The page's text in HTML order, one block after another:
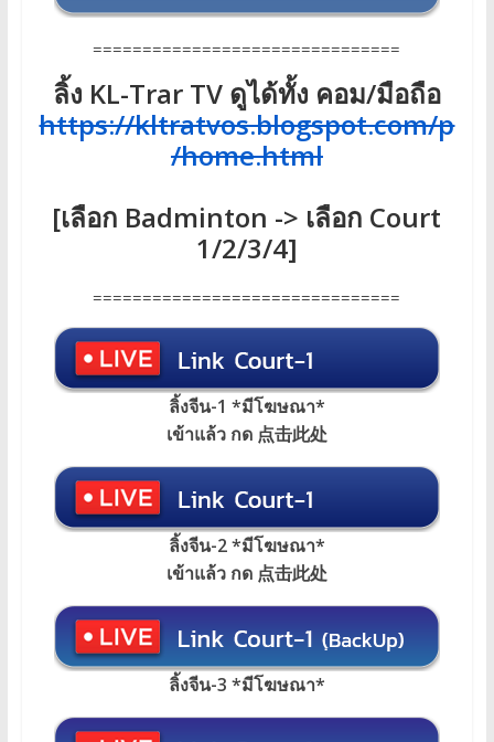
===============================
ลิ้ง KL-Trar TV ดูได้ทั้ง คอม/มือถือ
https://kltratvos.blogspot.com/p
/home.html
[เลือก Badminton -> เลือก Court
1/2/3/4]
===============================
ลิ้งจีน-1 *มีโฆษณา*
เข้าแล้ว กด 点击此处
ลิ้งจีน-2 *มีโฆษณา*
เข้าแล้ว กด 点击此处
ลิ้งจีน-3 *มีโฆษณา*